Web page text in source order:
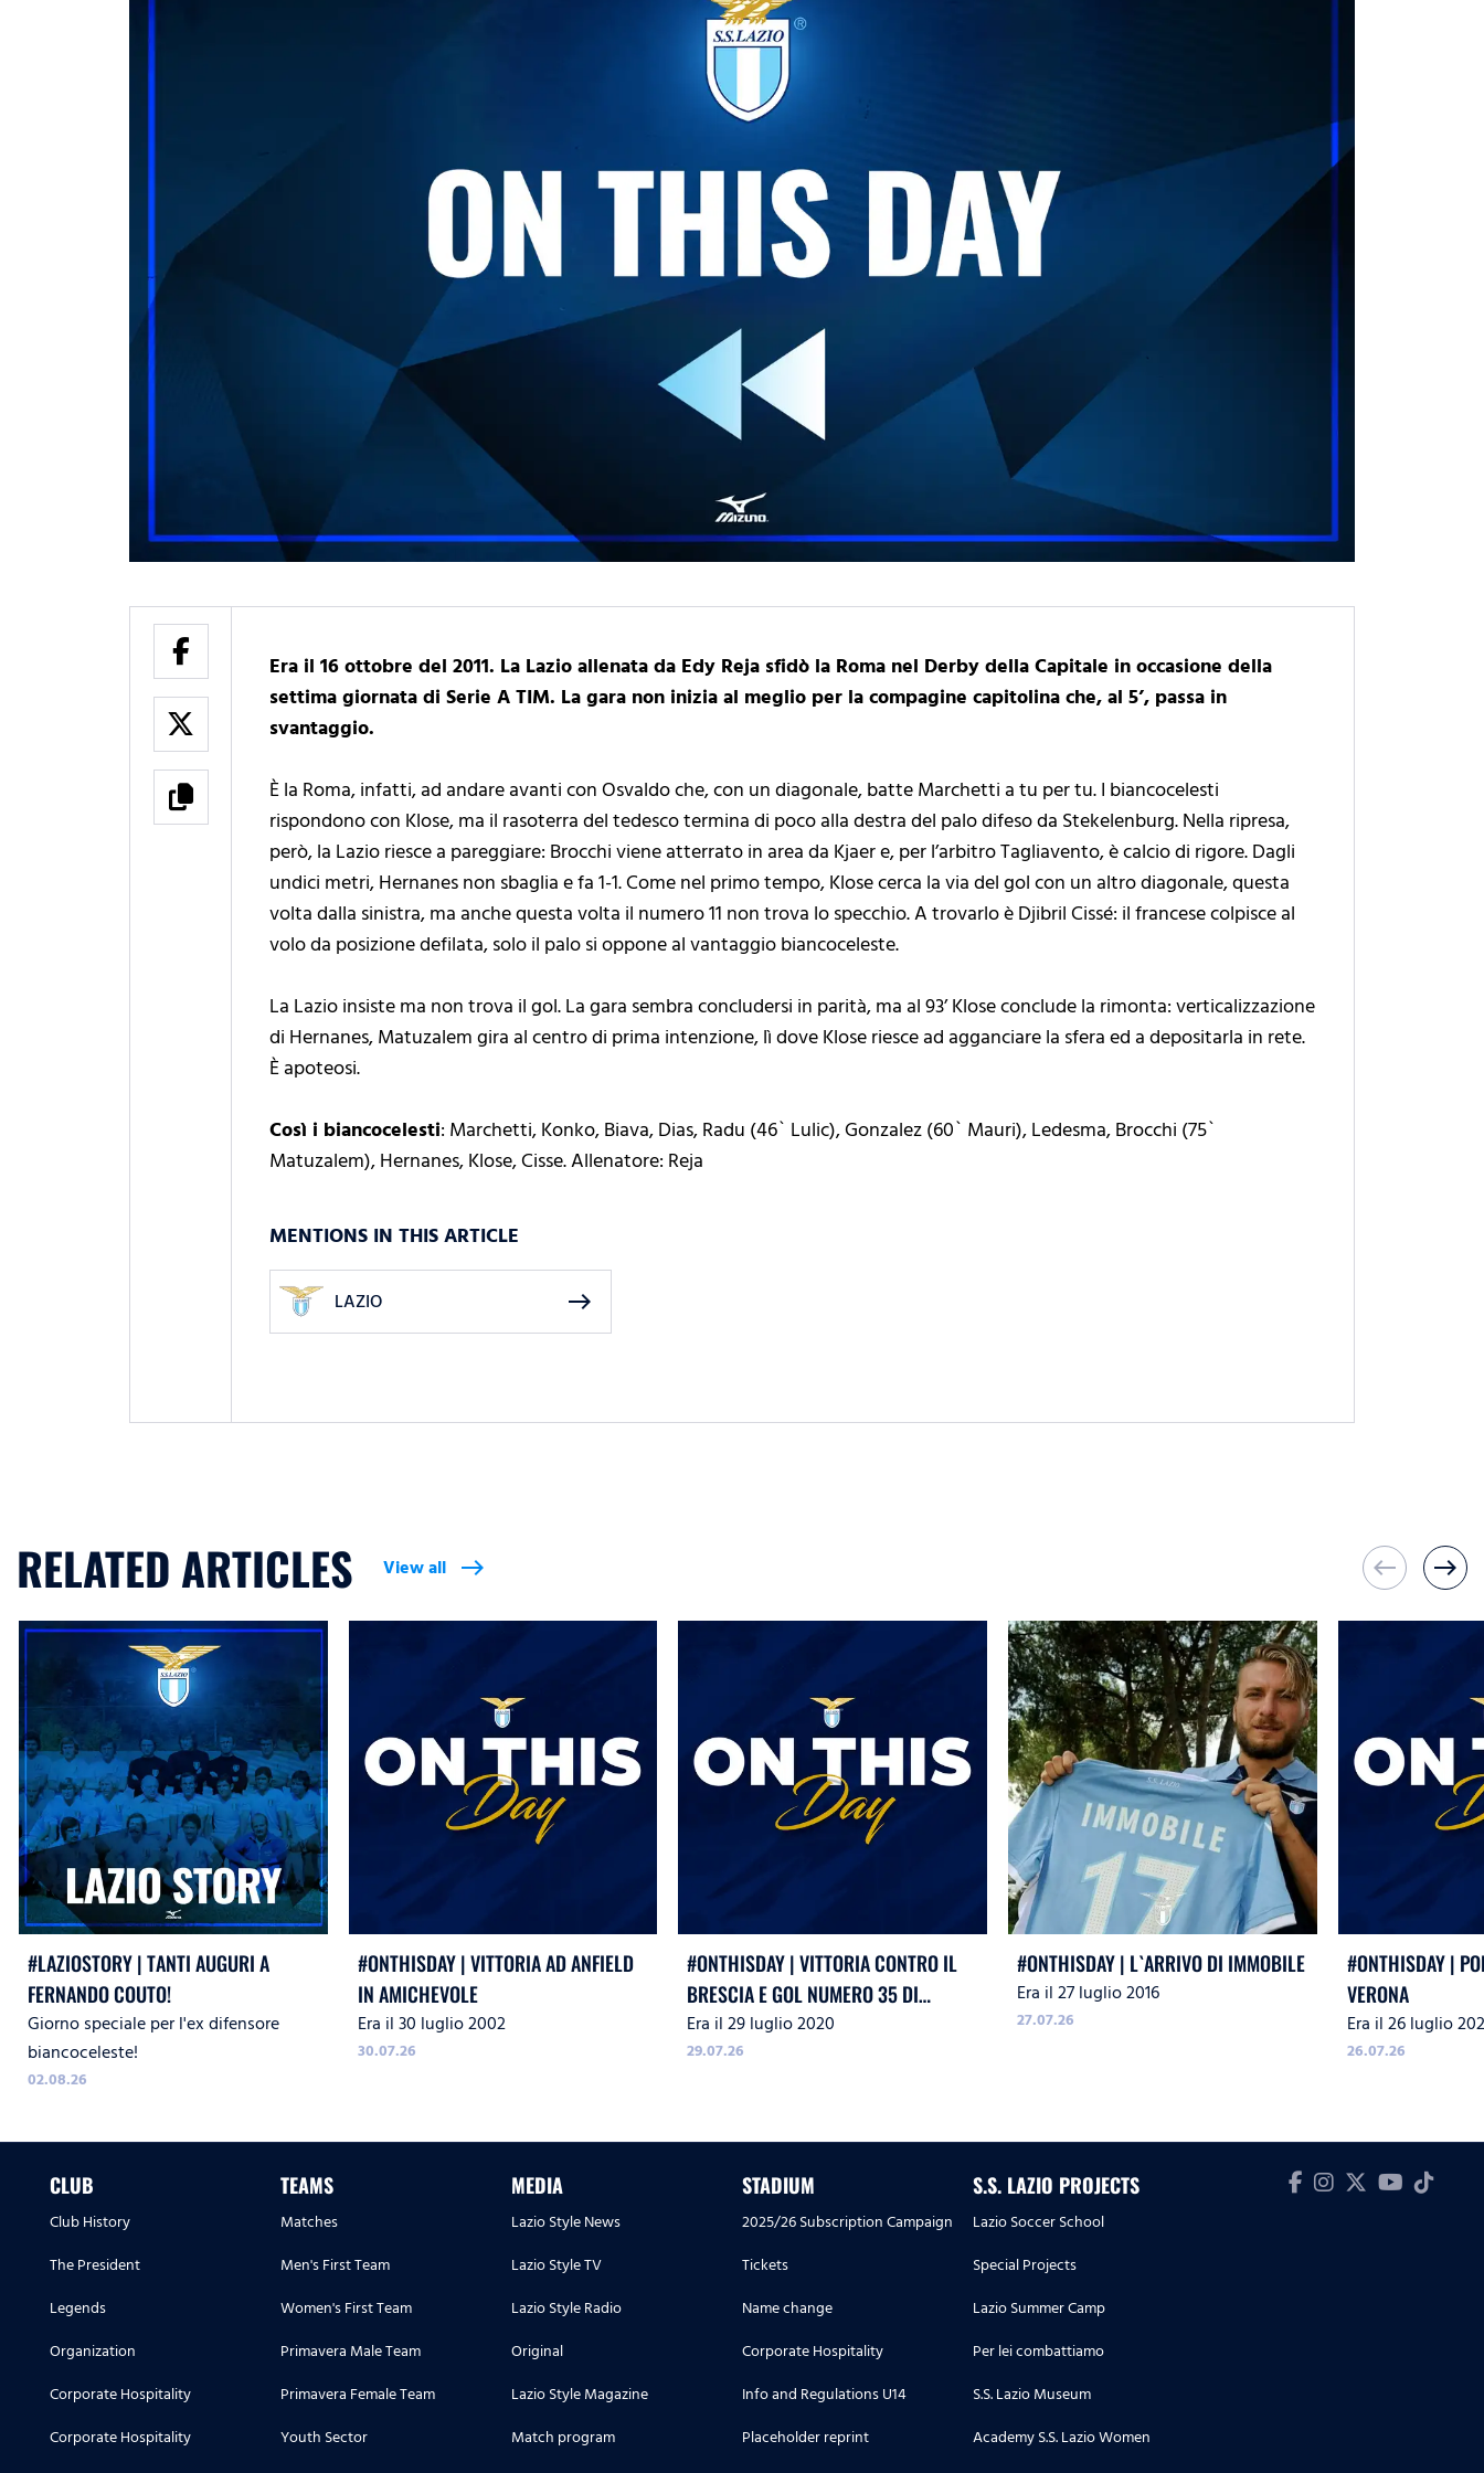
Era il 16 ottobre del 2011. La Lazio allenata da Edy Reja sfidò la Roma nel Derby della Capitale in occasione della
settima giornata di Serie A TIM. La gara non inizia al meglio per la compagine capitolina che, al 5’, passa in
svantaggio.
È la Roma, infatti, ad andare avanti con Osvaldo che, con un diagonale, batte Marchetti a tu per tu. I biancocelesti
rispondono con Klose, ma il rasoterra del tedesco termina di poco alla destra del palo difeso da Stekelenburg. Nella ripresa,
però, la Lazio riesce a pareggiare: Brocchi viene atterrato in area da Kjaer e, per l’arbitro Tagliavento, è calcio di rigore. Dagli
undici metri, Hernanes non sbaglia e fa 1-1. Come nel primo tempo, Klose cerca la via del gol con un altro diagonale, questa
volta dalla sinistra, ma anche questa volta il numero 11 non trova lo specchio. A trovarlo è Djibril Cissé: il francese colpisce al
volo da posizione defilata, solo il palo si oppone al vantaggio biancoceleste.
La Lazio insiste ma non trova il gol. La gara sembra concludersi in parità, ma al 93’ Klose conclude la rimonta: verticalizzazione
di Hernanes, Matuzalem gira al centro di prima intenzione, lì dove Klose riesce ad agganciare la sfera ed a depositarla in rete.
È apoteosi.
Così i biancocelesti: Marchetti, Konko, Biava, Dias, Radu (46` Lulic), Gonzalez (60` Mauri), Ledesma, Brocchi (75`
Matuzalem), Hernanes, Klose, Cisse. Allenatore: Reja
MENTIONS IN THIS ARTICLE
LAZIO east
RELATED ARTICLES View all east west east
#LAZIOSTORY | TANTI AUGURI A
FERNANDO COUTO!
Giorno speciale per l'ex difensore
biancoceleste!
02.08.26
#ONTHISDAY | VITTORIA AD ANFIELD
IN AMICHEVOLE
Era il 30 luglio 2002
30.07.26
#ONTHISDAY | VITTORIA CONTRO IL
BRESCIA E GOL NUMERO 35 DI
IMMOBILE
Era il 29 luglio 2020
29.07.26
#ONTHISDAY | L`ARRIVO DI IMMOBILE
Era il 27 luglio 2016
27.07.26
#ONTHISDAY |
VERONA
Era il 26 luglio
26.07.26
CLUB
Club History
The President
Legends
Organization
Corporate Hospitality
Corporate Hospitality
TEAMS
Matches
Men's First Team
Women's First Team
Primavera Male Team
Primavera Female Team
Youth Sector
MEDIA
Lazio Style News
Lazio Style TV
Lazio Style Radio
Original
Lazio Style Magazine
Match program
STADIUM
2025/26 Subscription Campaign
Tickets
Name change
Corporate Hospitality
Info and Regulations U14
Placeholder reprint
S.S. LAZIO PROJECTS
Lazio Soccer School
Special Projects
Lazio Summer Camp
Per lei combattiamo
S.S. Lazio Museum
Academy S.S. Lazio Women